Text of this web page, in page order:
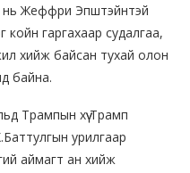
нь Жеффри Эпштэйнтэй
койн гаргахаар судалгаа,
хийж байсан тухай олон
байна.
Трампын хүү Трамп
урилгаар
аймагт ан хийж